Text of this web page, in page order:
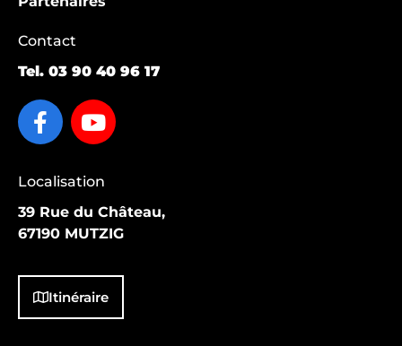
Contact
Tel. 03 90 40 96 17
Localisation
39 Rue du Château,
67190 MUTZIG
Itinéraire